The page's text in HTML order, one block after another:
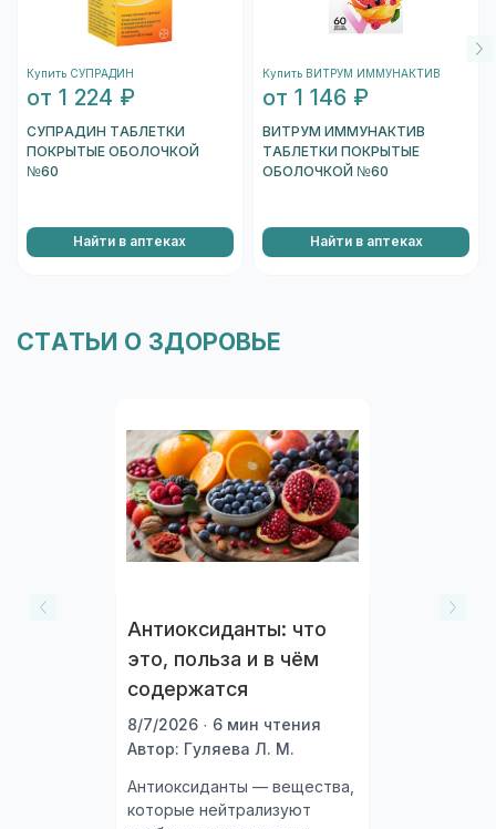
Купить СУПРАДИН
от 1 224 ₽
СУПРАДИН ТАБЛЕТКИ
ПОКРЫТЫЕ ОБОЛОЧКОЙ
№60
Найти в аптеках
Купить ВИТРУМ ИММУНАКТИВ
от 1 146 ₽
ВИТРУМ ИММУНАКТИВ
ТАБЛЕТКИ ПОКРЫТЫЕ
ОБОЛОЧКОЙ №60
Найти в аптеках
СТАТЬИ О ЗДОРОВЬЕ
Антиоксиданты: что
это, польза и в чём
содержатся
8/7/2026 · 6 мин чтения
Автор: Гуляева Л. М.
Антиоксиданты — вещества,
которые нейтрализуют